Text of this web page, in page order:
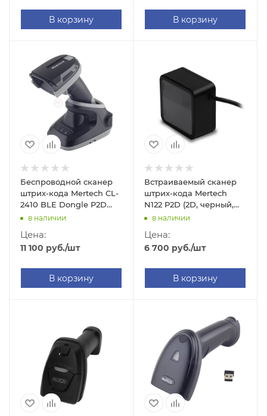
В корзину В корзину
Беспроводной сканер
штрих-кода Mertech CL-
2410 BLE Dongle P2D
(2D, черный, с
в наличии
Цена:
11 100 руб./шт
В корзину
Встраиваемый сканер
штрих-кода Mertech
N122 P2D (2D, черный,
без подставки Cradle,
в наличии
Цена:
6 700 руб./шт
В корзину